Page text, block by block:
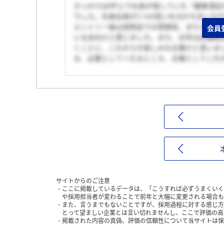
きっかけはHP上で社長が発していた「顧客満
でした。社員全員が1つの思いを分かち合い
エントリー後は説明会での雰囲気、また1次
いる会社だと感じました。また、近年は店舗
くことに、これからが楽しみな企業だと思い
る、必要としてくれるところ、企業としてこ
会員
サイトからのご注意
ここに掲載しているデータは、「こうすれば必ずうまくい
や採用担当者が変わることで前年と大幅に変更される場合
また、言うまでもないことですが、採用過程に対する感じ
とって望ましい企業とは言い切れませんし、ここで評価の
掲載された内容の真偽、評価の信頼性について当サイトは